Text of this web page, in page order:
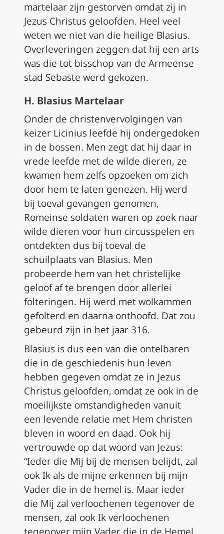
martelaar zijn gestorven omdat zij in
Jezus Christus geloofden. Heel veel
weten we niet van die heilige Blasius.
Overleveringen zeggen dat hij een arts
was die tot bisschop van de Armeense
stad Sebaste werd gekozen.
H. Blasius Martelaar
Onder de christenvervolgingen van
keizer Licinius leefde hij ondergedoken
in de bossen. Men zegt dat hij daar in
vrede leefde met de wilde dieren, ze
kwamen hem zelfs opzoeken om zich
door hem te laten genezen. Hij werd
bij toeval gevangen genomen,
Romeinse soldaten waren op zoek naar
wilde dieren voor hun circusspelen en
ontdekten dus bij toeval de
schuilplaats van Blasius. Men
probeerde hem van het christelijke
geloof af te brengen door allerlei
folteringen. Hij werd met wolkammen
gefolterd en daarna onthoofd. Dat zou
gebeurd zijn in het jaar 316.
Blasius is dus een van die ontelbaren
die in de geschiedenis hun leven
hebben gegeven omdat ze in Jezus
Christus geloofden, omdat ze ook in de
moeilijkste omstandigheden vanuit
een levende relatie met Hem christen
bleven in woord en daad. Ook hij
vertrouwde op dat woord van Jezus:
“Ieder die Mij bij de mensen belijdt, zal
ook Ik als de mijne erkennen bij mijn
Vader die in de hemel is. Maar ieder
die Mij zal verloochenen tegenover de
mensen, zal ook Ik verloochenen